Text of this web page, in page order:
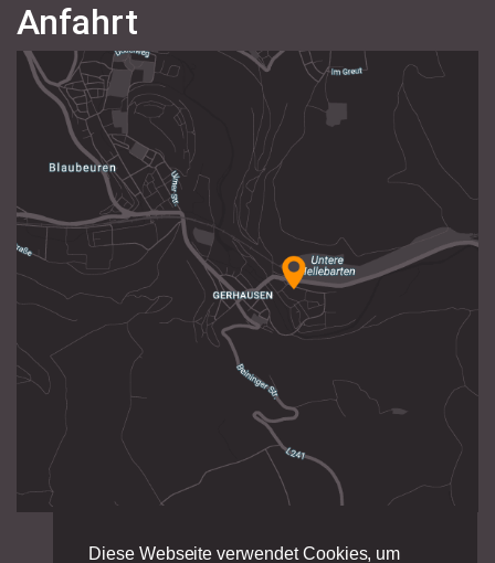
Diese Webseite verwendet Cookies, um
Anfahrt